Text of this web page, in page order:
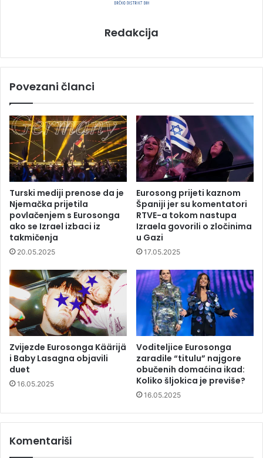
Redakcija
Povezani članci
Turski mediji prenose da je
Njemačka prijetila
povlačenjem s Eurosonga
ako se Izrael izbaci iz
takmičenja
20.05.2025
Eurosong prijeti kaznom
Španiji jer su komentatori
RTVE-a tokom nastupa
Izraela govorili o zločinima
u Gazi
17.05.2025
Zvijezde Eurosonga Käärijä
i Baby Lasagna objavili
duet
16.05.2025
Voditeljice Eurosonga
zaradile “titulu” najgore
obučenih domaćina ikad:
Koliko šljokica je previše?
16.05.2025
Komentariši